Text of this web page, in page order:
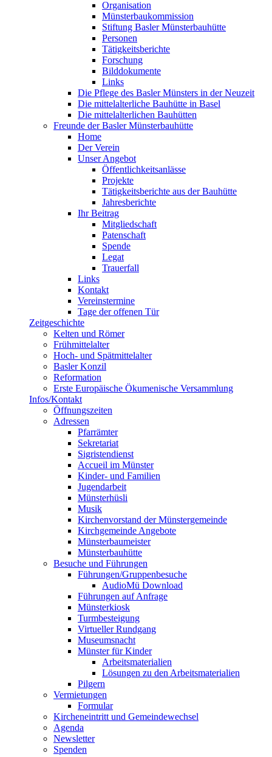
Organisation
Münsterbaukommission
Stiftung Basler Münsterbauhütte
Personen
Tätigkeitsberichte
Forschung
Bilddokumente
Links
Die Pflege des Basler Münsters in der Neuzeit
Die mittelalterliche Bauhütte in Basel
Die mittelalterlichen Bauhütten
Freunde der Basler Münsterbauhütte
Home
Der Verein
Unser Angebot
Öffentlichkeitsanlässe
Projekte
Tätigkeitsberichte aus der Bauhütte
Jahresberichte
Ihr Beitrag
Mitgliedschaft
Patenschaft
Spende
Legat
Trauerfall
Links
Kontakt
Vereinstermine
Tage der offenen Tür
Zeitgeschichte
Kelten und Römer
Frühmittelalter
Hoch- und Spätmittelalter
Basler Konzil
Reformation
Erste Europäische Ökumenische Versammlung
Infos/Kontakt
Öffnungszeiten
Adressen
Pfarrämter
Sekretariat
Sigristendienst
Accueil im Münster
Kinder- und Familien
Jugendarbeit
Münsterhüsli
Musik
Kirchenvorstand der Münstergemeinde
Kirchgemeinde Angebote
Münsterbaumeister
Münsterbauhütte
Besuche und Führungen
Führungen/Gruppenbesuche
AudioMü Download
Führungen auf Anfrage
Münsterkiosk
Turmbesteigung
Virtueller Rundgang
Museumsnacht
Münster für Kinder
Arbeitsmaterialien
Lösungen zu den Arbeitsmaterialien
Pilgern
Vermietungen
Formular
Kircheneintritt und Gemeindewechsel
Agenda
Newsletter
Spenden